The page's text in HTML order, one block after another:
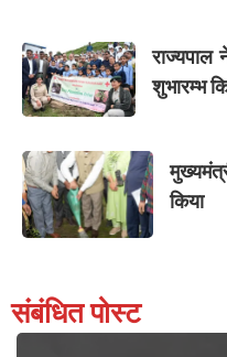
राज्यपाल
शुभारम्भ
किया
संबंधित पोस्ट